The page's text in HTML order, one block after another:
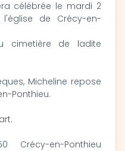
célébrée le mardi 2
de Crécy-en-
cimetière de ladite
Micheline repose
Ponthieu.
Crécy-en-Ponthieu